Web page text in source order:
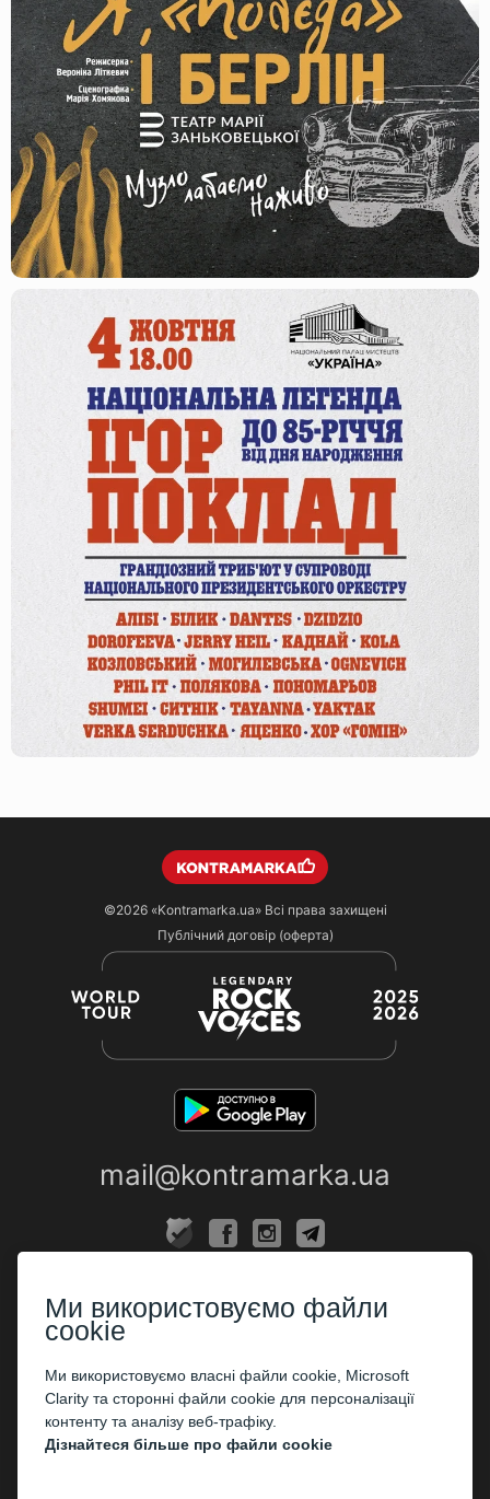
©2026 «Kontramarka.ua»Всі права захищені
Публічний договір (оферта)
mail@kontramarka.ua
Каси
ПАРТНЕРАМ
Організаторам
Корпоративним клієнтам
Ми використовуємо файли
cookie
Ми використовуємо власні файли cookie, Microsoft
Clarity та сторонні файли cookie для персоналізації
контенту та аналізу веб-трафіку.
Дізнайтеся більше про файли cookie